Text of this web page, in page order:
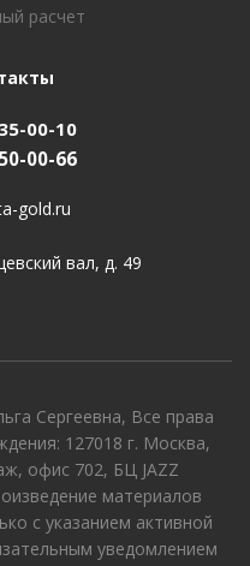
расчет
00-10
00-66
gold.ru
вал, д. 49
Сергеевна, Все права
127018 г. Москва,
офис 702, БЦ JAZZ
материалов
с указанием активной
уведомлением